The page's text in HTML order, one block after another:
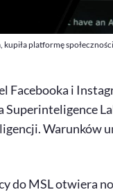
kupiła platformę
Facebooka i
Warunków
do MSL otwiera